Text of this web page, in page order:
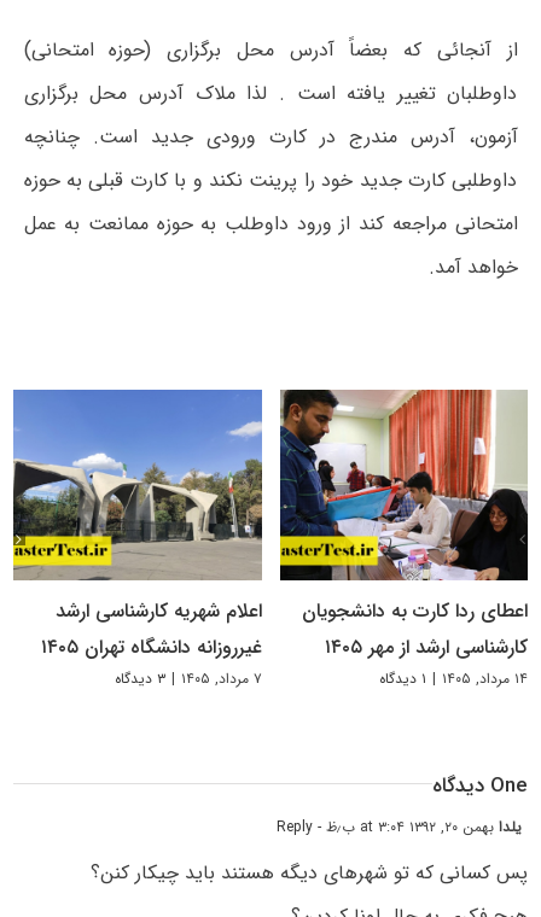
از آنجائی که بعضاً آدرس محل برگزاری (حوزه امتحانی)
داوطلبان تغییر یافته است . لذا ملاک آدرس محل برگزاری
آزمون، آدرس مندرج در کارت ورودی جدید است. چنانچه
داوطلبی کارت جدید خود را پرینت نکند و با کارت قبلی به حوزه
امتحانی مراجعه کند از ورود داوطلب به حوزه ممانعت به عمل
خواهد آمد.
اعطای ردا کارت به دانشجویان
کارشناسی ارشد از مهر ۱۴۰۵
۱۴ مرداد, ۱۴۰۵ | ۱ دیدگاه
اعلام شهریه کارشناسی ارشد
غیرروزانه دانشگاه تهران ۱۴۰۵
۷ مرداد, ۱۴۰۵ | ۳ دیدگاه
One دیدگاه
یلدابهمن ۲۰, ۱۳۹۲ at ۳:۰۴ ب٫ظ - Reply
پس کسانی که تو شهرهای دیگه هستند باید چیکار کنن؟